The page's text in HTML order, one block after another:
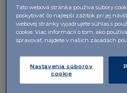
spoločnosťou vo Švajčiarsku a
približne 90 krajinách na 5
svete, ale aj u nás sa IBSA
produktov prispôsobených
spoločnosti alebo starostlivo
licencií. Zameriavajú sa na
založených na dôkazoch s
Táto webová stránka používa súbory
poskytovať čo najlepší zážitok pri jej
webovej stránky vyjadrujete súhlas s
cookie. Viac informácií o tom, ako
spravovať, nájdete v našich zásadách
Nastavenia súborov
cookie